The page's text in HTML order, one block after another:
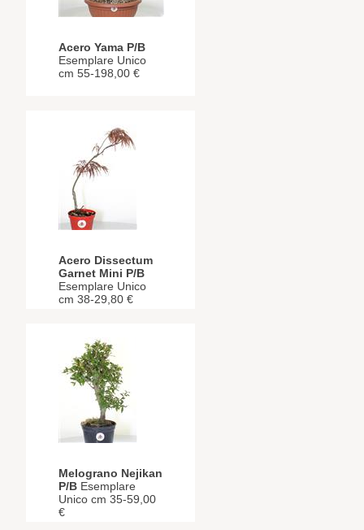
Acero Yama P/B
Esemplare Unico
cm 55-198,00 €
Acero Dissectum
Garnet Mini P/B
Esemplare Unico
cm 38-29,80 €
Melograno Nejikan
P/B Esemplare
Unico cm 35-59,00
€